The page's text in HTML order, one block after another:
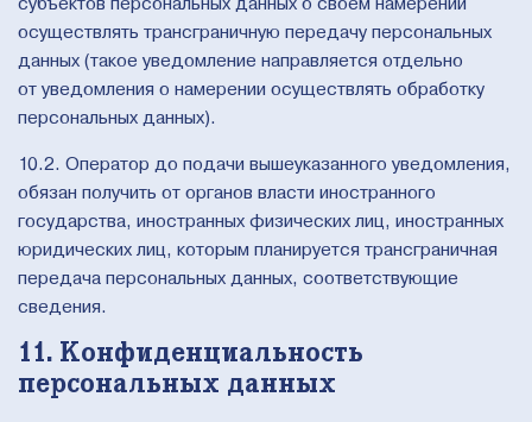
осуществлять трансграничную передачу персональных
данных (такое уведомление направляется отдельно
от уведомления о намерении осуществлять обработку
персональных данных).
10.2. Оператор до подачи вышеуказанного уведомления,
обязан получить от органов власти иностранного
государства, иностранных физических лиц, иностранных
юридических лиц, которым планируется трансграничная
передача персональных данных, соответствующие
сведения.
11. Конфиденциальность
персональных данных